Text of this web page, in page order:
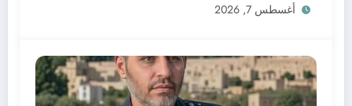
أغسطس 7, 2026